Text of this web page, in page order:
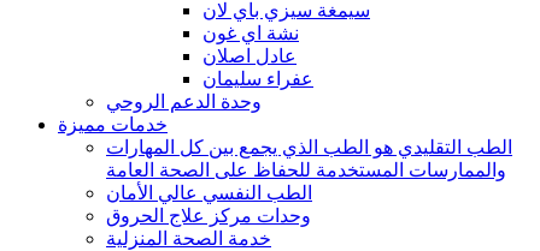
سيمغة سيزي باي لان
نشة اي غون
عادل اصلان
عفراء سليمان
وحدة الدعم الروحي
خدمات مميزة
الطب التقليدي هو الطب الذي يجمع بين كل المهارات
والممارسات المستخدمة للحفاظ على الصحة العامة
الطب النفسي عالي الأمان
وحدات مركز علاج الحروق
خدمة الصحة المنزلية